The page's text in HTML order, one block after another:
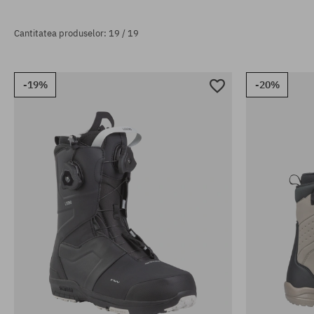
Cantitatea produselor: 19 / 19
-19% -20%